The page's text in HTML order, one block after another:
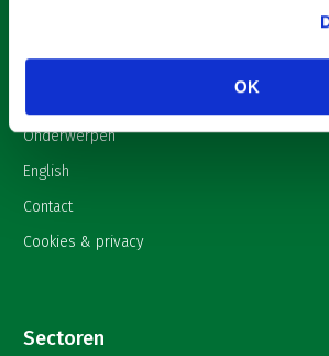
OK
Over LTO
Onderwerpen
English
Contact
Cookies & privacy
Sectoren